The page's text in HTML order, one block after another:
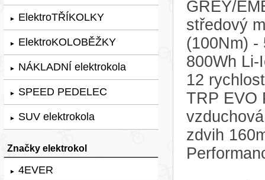
► ElektroTŘÍKOLKY
► ElektroKOLOBĚŽKY
► NÁKLADNÍ elektrokola
► SPEED PEDELEC
► SUV elektrokola
Značky elektrokol
► 4EVER
GREY/
středový
(100Nm) -
800Wh
12
TRP EVO
zdvih